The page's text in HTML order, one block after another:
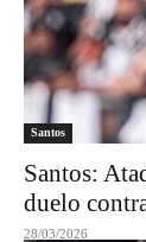
Santos
Santos:
duelo
28/03/2026